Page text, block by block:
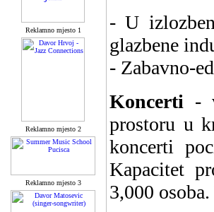
Reklamno mjesto 1
Reklamno mjesto 2
Reklamno mjesto 3
- U
glazbene
- Zabavno-
Koncerti -
prostoru u
koncerti
Kapacitet
3,000